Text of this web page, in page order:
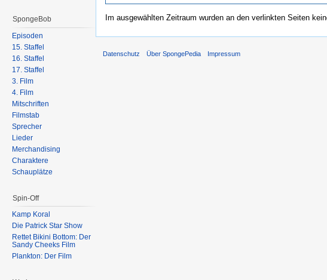
Im ausgewählten Zeitraum wurden an den verlinkten Seiten
SpongeBob
Episoden
15. Staffel
16. Staffel
17. Staffel
3. Film
4. Film
Mitschriften
Filmstab
Sprecher
Lieder
Merchandising
Charaktere
Schauplätze
Spin-Off
Kamp Koral
Die Patrick Star Show
Rettet Bikini Bottom: Der
Sandy Cheeks Film
Plankton: Der Film
Datenschutz Über SpongePedia Impressum